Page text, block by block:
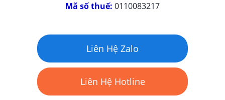
Mã số thuế: 0110083217
Liên Hệ Zalo
Liên Hệ Hotline